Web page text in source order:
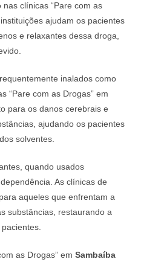
clínicas “Pare com as
instituições ajudam os pacientes
e relaxantes dessa droga,
inalados como
“Pare com as Drogas” em
para os danos cerebrais e
ajudando os pacientes
solventes.
quando usados
As clínicas de
aqueles que enfrentam a
substâncias, restaurando a
as Drogas” em Sambaíba